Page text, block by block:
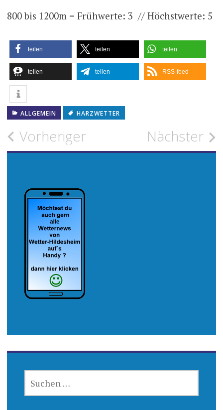
800 bis 1200m = Frühwerte: 3 // Höchstwerte: 5
teilen teilen teilen
teilen teilen RSS-feed
ALLGEMEIN HARZWETTER
Beitragsnavigation
Vorheriger Nächster
NACH: